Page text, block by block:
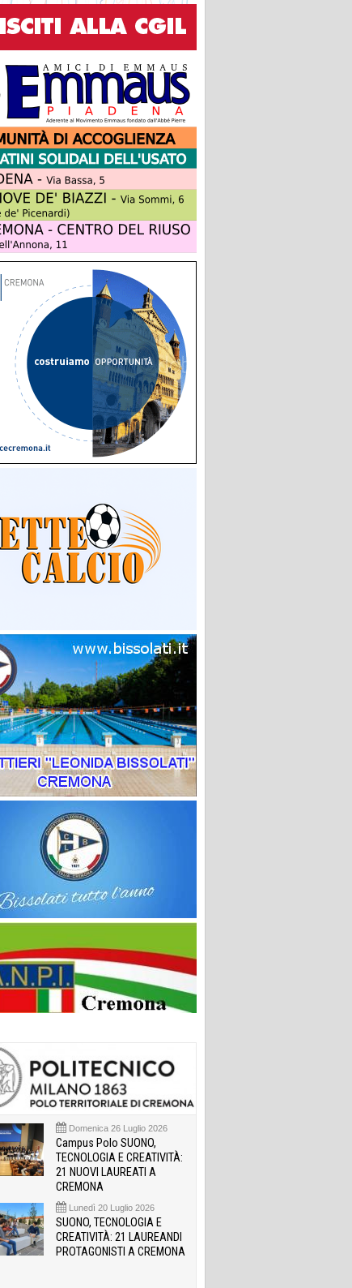
Domenica 26 Luglio 2026
Campus Polo SUONO,
TECNOLOGIA E CREATIVITÀ:
21 NUOVI LAUREATI A
CREMONA
Lunedì 20 Luglio 2026
SUONO, TECNOLOGIA E
CREATIVITÀ: 21 LAUREANDI
PROTAGONISTI A CREMONA